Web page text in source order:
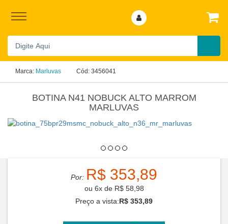
Marca: Marluvas Cód: 3456041
BOTINA N41 NOBUCK ALTO MARROM
MARLUVAS
Por: R$ 353,89
ou 6xde R$ 58,98
Preço a vista:R$ 353,89